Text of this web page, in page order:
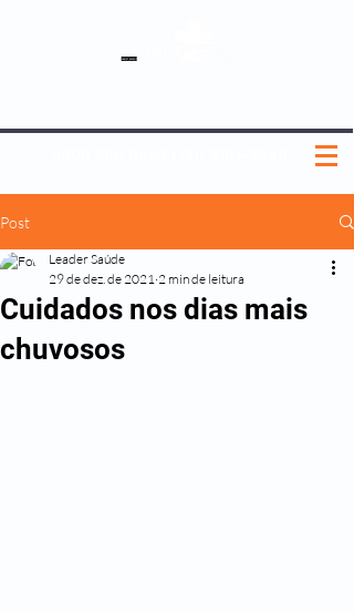
Post
Cuidados nos dias mais
chuvosos
Leader Saúde
29 de dez. de 2021 2 min de leitura